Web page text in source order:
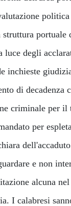
portuale
luce degli
inchieste
di decadenza
criminale per il
per
e non
alcuna
I calabresi